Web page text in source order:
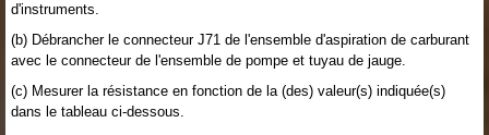
d'instruments.
(b) Débrancher le connecteur J71 de l'ensemble d'aspiration de carburant
avec le connecteur de l'ensemble de pompe et tuyau de jauge.
(c) Mesurer la résistance en fonction de la (des) valeur(s) indiquée(s)
dans le tableau ci-dessous.